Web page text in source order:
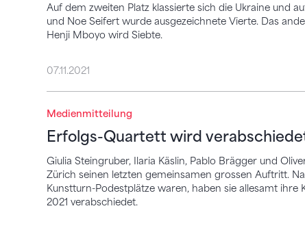
Auf dem zweiten Platz klassierte sich die Ukraine und
und Noe Seifert wurde ausgezeichnete Vierte. Das
Henji Mboyo wird Siebte.
07.11.2021
Medienmitteilung
Erfolgs-Quartett wird
Giulia Steingruber, Ilaria Käslin, Pablo Brägger und
Zürich seinen letzten gemeinsamen grossen Auftritt.
Kunstturn-Podestplätze waren, haben sie allesamt
2021 verabschiedet.
Erfolgs-Quartett wird verabschiedet